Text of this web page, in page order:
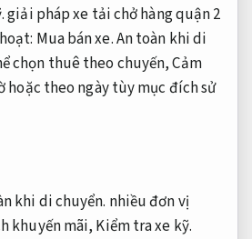
giải pháp xe tải chở hàng quận 2
Mua bán xe.An toàn khi di
chọn thuê theo chuyến,Cảm
hoặc theo ngày tùy mục đích sử
khi di chuyển. nhiều đơn vị
khuyến mãi, Kiểm tra xe kỹ.